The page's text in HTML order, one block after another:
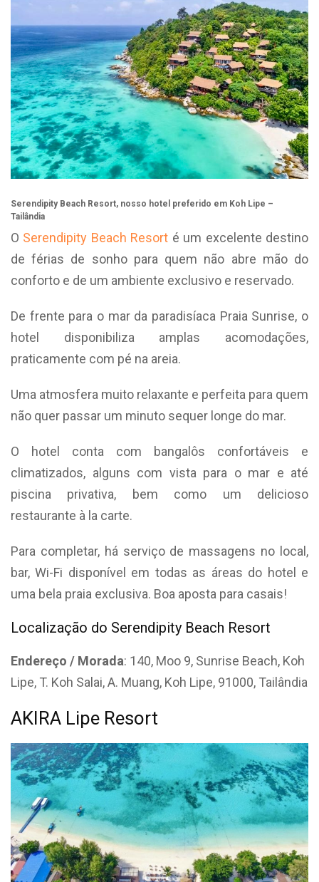
Serendipity Beach Resort, nosso hotel preferido em Koh Lipe –
Tailândia
O Serendipity Beach Resort é um excelente destino
de férias de sonho para quem não abre mão do
conforto e de um ambiente exclusivo e reservado.
De frente para o mar da paradisíaca Praia Sunrise, o
hotel disponibiliza amplas acomodações,
praticamente com pé na areia.
Uma atmosfera muito relaxante e perfeita para quem
não quer passar um minuto sequer longe do mar.
O hotel conta com bangalôs confortáveis e
climatizados, alguns com vista para o mar e até
piscina privativa, bem como um delicioso
restaurante à la carte.
Para completar, há serviço de massagens no local,
bar, Wi-Fi disponível em todas as áreas do hotel e
uma bela praia exclusiva. Boa aposta para casais!
Localização do Serendipity Beach Resort
Endereço / Morada: 140, Moo 9, Sunrise Beach, Koh
Lipe, T. Koh Salai, A. Muang, Koh Lipe, 91000, Tailândia
AKIRA Lipe Resort